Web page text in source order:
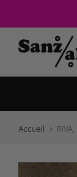
au
texte
Accueil